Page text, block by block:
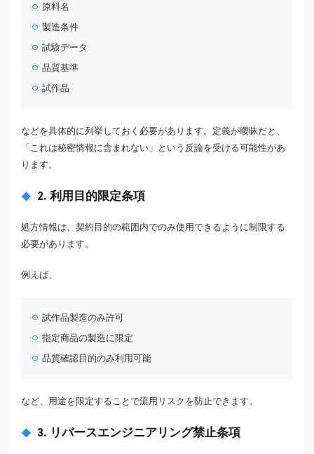
原料名
製造条件
試験データ
品質基準
試作品
などを具体的に列挙しておく必要があります。定義が曖昧だと、
「これは秘密情報に含まれない」という反論を受ける可能性があ
ります。
2. 利用目的限定条項
処方情報は、契約目的の範囲内でのみ使用できるように制限する
必要があります。
例えば、
試作品製造のみ許可
指定商品の製造に限定
品質確認目的のみ利用可能
など、用途を限定することで流用リスクを防止できます。
3. リバースエンジニアリング禁止条項